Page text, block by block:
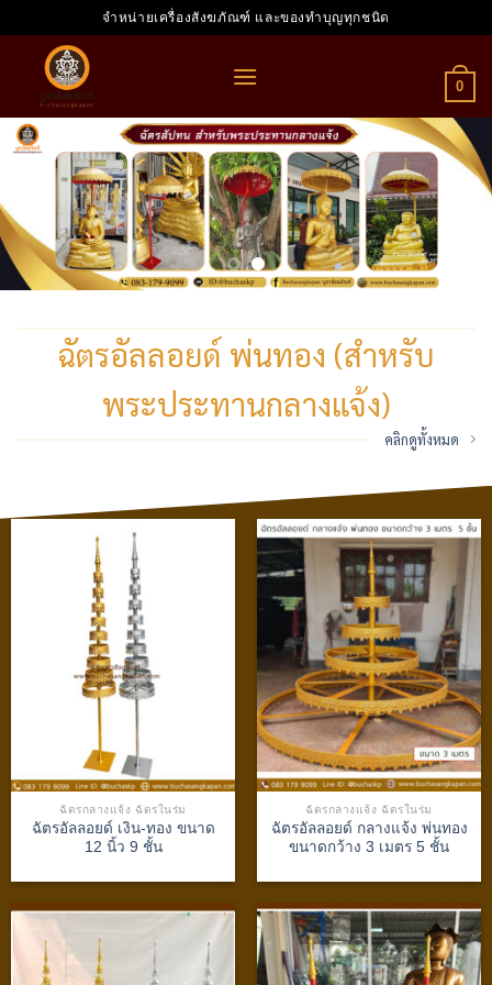
to
content
จำหน่ายเครื่องสังฆภัณฑ์ และของทำบุญทุกชนิด
0
ฉัตรอัลลอยด์ พ่นทอง (สำหรับ
พระประทานกลางแจ้ง)
คลิกดูทั้งหมด
ฉัตรกลางแจ้ง ฉัตรในร่ม
ฉัตรอัลลอยด์ เงิน-ทอง ขนาด
12 นิ้ว 9 ชั้น
ฉัตรกลางแจ้ง ฉัตรในร่ม
ฉัตรอัลลอยด์ กลางแจ้ง พ่นทอง
ขนาดกว้าง 3 เมตร 5 ชั้น